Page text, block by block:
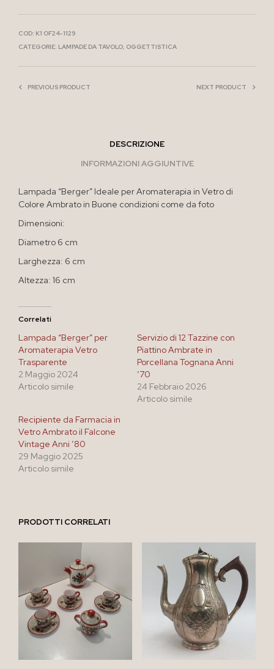
COD: K1 OF24-1129
CATEGORIE: LAMPADE DA TAVOLO, OGGETTISTICA
PREVIOUS PRODUCT NEXT PRODUCT
DESCRIZIONE
INFORMAZIONI AGGIUNTIVE
Lampada “Berger” Ideale per Aromaterapia in Vetro di
Colore Ambrato in Buone condizioni come da foto
Dimensioni:
Diametro 6 cm
Larghezza: 6 cm
Altezza: 16 cm
Correlati
Lampada “Berger” per
Aromaterapia Vetro
Trasparente
2 Maggio 2024
Articolo simile
Servizio di 12 Tazzine con
Piattino Ambrate in
Porcellana Tognana Anni
’70
24 Febbraio 2026
Articolo simile
Recipiente da Farmacia in
Vetro Ambrato il Falcone
Vintage Anni ’80
29 Maggio 2025
Articolo simile
PRODOTTI CORRELATI